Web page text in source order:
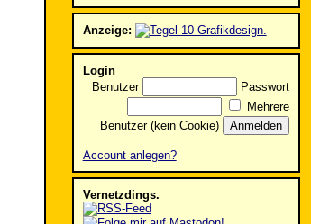
Anzeige:
Login
Benutzer
Passwort
Mehrere
Benutzer (kein Cookie)
Account anlegen?
Vernetzdings.